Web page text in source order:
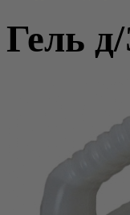
Гель